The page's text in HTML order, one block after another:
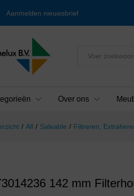
Aanmelden nieuwsbrief
Alles
Over ons
/ All / Saleable / Filtreren,
142 mm